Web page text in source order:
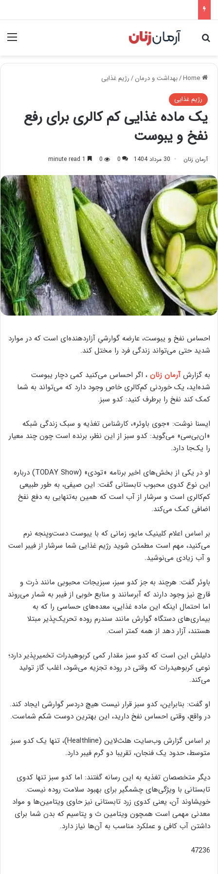
Search for
/بهداشت و درمان/رژیم غذایی
رژیم غذایی
یک ماده غذایی کم کالری برای رفع
نفخ و یبوست
آرمان زنان 30 مرداد 1404 0
0
احساس نفخ و یبوست، عارضه گوارشیِ آزاردهنده‌ای‌ است که در موارد
شدید حتی می‌تواند زندگی فرد را مختل کند.
به گزارشآرمان زنان ، اگر احساس می‌کنید کمی دچار یبوست
شده‌اید، یک خوردنی کم‌کالری خاص وجود دارد که می‌تواند به شما
کمک کند نفخ را برطرف کنید: کدو سبز.
ایسنا نوشت: «جوی باوئر»، کارشناس تغذیه و سبک زندگی شبکه
«ان‌بی‌سی» می‌گوید: کدو سبز از این نظر، برنده است چون چند معیار
را یک‌جا دارد.
او در یکی از بخش‌های اخیر برنامه «تودی» (TODAY Show) درباره
این نوع کدوی محبوب تابستانی گفت: این صیفی، به طور طبیعی
کم‌کالری است و سرشار از آب است که همین به‌تنهایی به دفع نفخ
اضافی کمک می‌کند.
بر اساس اعلام کلینیک مایو، زمانی که با یبوست دست‌وپنجه نرم
می‌کنید، مهم است مطمئن شوید رژیم غذایی شما سرشار از فیبر است
و آب زیادی می‌نوشید.
باوئر گفت: هرچند به جز کدو سبز، سبزیجات محبوبی مانند ذرت و
قارچ نیز وجود دارند که آبرسانند و منابع خوبی از فیبر به شمار می‌روند
اما احتمال اینکه این ماده غذایی، معده‌های حساسی را که به
بیماری‌های دستگاه گوارش مانند سندرم روده تحریک‌پذیر مبتلا
هستند، آزار دهد از همه کمتر است.
دلیلش این است که کدو سبز مقدار کمی کربوهیدرات‌ تخمیرپذیر دارد؛
نوعی کربوهیدرات که وقتی در روده تجزیه می‌شود، اغلب گاز تولید
می‌کند.
او گفت: بنابراین، کدو سبز قرار نیست هیچ دردسر گوارشی ایجاد کند.
در واقع، وقتی احساس نفخ دارید، این بهترین دوست شکم شماست.
بر اساس گزارش وب‌سایت هلث‌لاین (Healthline)، تنها یک کدو سبز
متوسط، حدود یک فنجان، تقریبا دو گرم فیبر دارد.
دیگر متخصصان تغذیه به این رسانه گفتند: اما کدو سبز تنها کدوی
تابستانی با ویژگی‌های چشمگیر برای بهبود سلامت روده نیست.
خویشاوند آن، یعنی کدوی زرد تابستانی نیز حاوی ویتامین‌ها و مواد
معدنی مهمی است همچون ویتامین ث و پتاسیم که بدن شما برای
داشتن آب کافی و عملکرد مناسب به آن‌ها نیاز دارد.
47236